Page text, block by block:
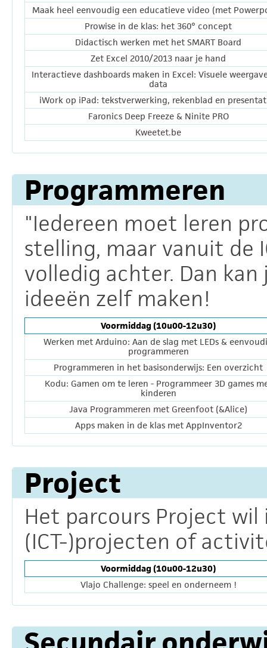
Maak heel eenvoudig een educatieve video (met
Prowise in de klas: het 360° concept
Didactisch werken met het SMART Board
Zet Excel 2010/2013 naar je hand
Interactieve dashboards maken in Excel: Visuele
data
iWork op iPad: tekstverwerking, rekenblad en
Faronics Deep Freeze & Ninite PRO
Kweetet.be
Programmeren
"Iedereen moet leren
stelling, maar vanuit de
volledig achter. Dan
ideeën zelf maken!
Voormiddag (10u00-12u30)
Werken met Arduino: Aan de slag met LEDs &
programmeren
Programmeren in het basisonderwijs: Een overzicht
Kodu: Gamen om te leren - Programmeer 3D games
kinderen
Java Programmeren met Greenfoot (&Alice)
Apps maken in de klas met AppInventor2
Project
Het parcours Project
(ICT-)projecten of
Voormiddag (10u00-12u30)
Vlajo Challenge: speel en onderneem !